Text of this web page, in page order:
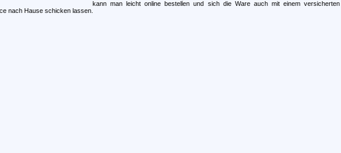
kann man leicht online bestellen und sich die Ware auch mit einem versicherten
nach Hause schicken lassen.